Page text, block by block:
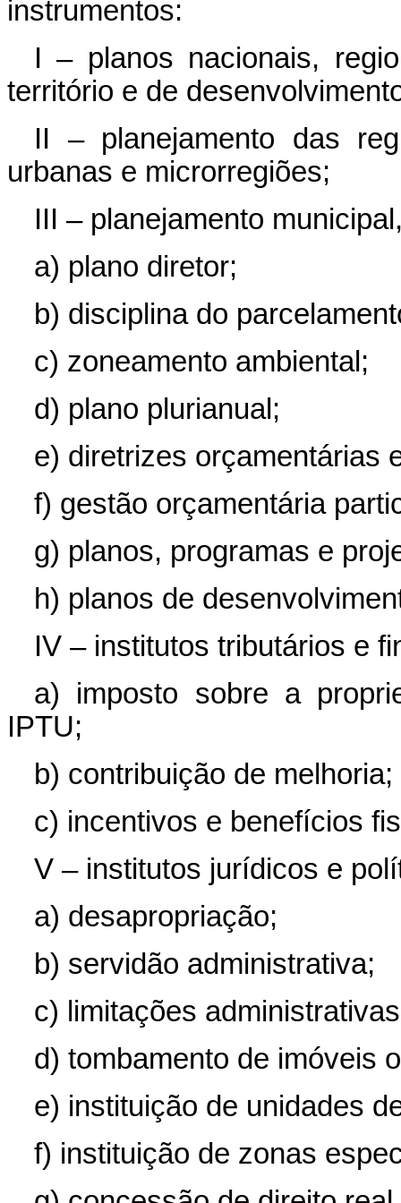
instrumentos:
I – planos nacionais,
território e de
II – planejamento das
urbanas e microrregiões;
III – planejamento
a) plano diretor;
b) disciplina do
c) zoneamento ambiental;
d) plano plurianual;
e) diretrizes orçamentárias
f) gestão orçamentária
g) planos, programas e
h) planos de
IV – institutos tributários e
a) imposto sobre a
IPTU;
b) contribuição de melhoria;
c) incentivos e benefícios
V – institutos jurídicos e
a) desapropriação;
b) servidão administrativa;
c) limitações
d) tombamento de imóveis
e) instituição de unidades
f) instituição de zonas